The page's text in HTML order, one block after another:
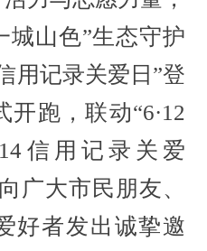
城山色”生态守护
用记录关爱日”登
跑，联动“6·12
信用记录关爱
广大市民朋友、
好者发出诚挚邀